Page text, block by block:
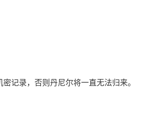
记录，否则丹尼尔将一直无法归来。